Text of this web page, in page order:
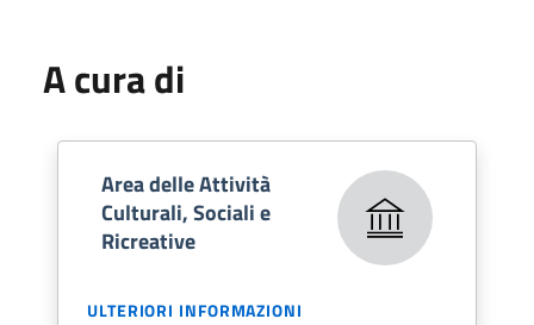
A cura di
Area delle Attività
Culturali, Sociali e
Ricreative
ULTERIORI INFORMAZIONI